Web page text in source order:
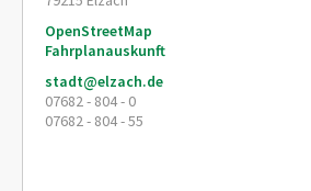
OpenStreetMap
Fahrplanauskunft
stadt@elzach.de
07682 - 804 - 0
07682 - 804 - 55